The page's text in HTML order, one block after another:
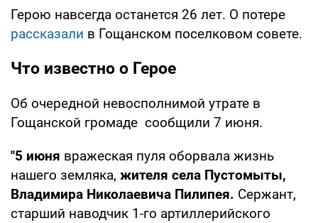
Герою навсегда останется 26 лет. О потере
рассказали в Гощанском поселковом совете.
Что известно о Герое
Об очередной невосполнимой утрате в
Гощанской громаде сообщили 7 июня.
"5 июня вражеская пуля оборвала жизнь
нашего земляка, жителя села Пустомыты,
Владимира Николаевича Пилипея. Сержант,
старший наводчик 1-го артиллерийского